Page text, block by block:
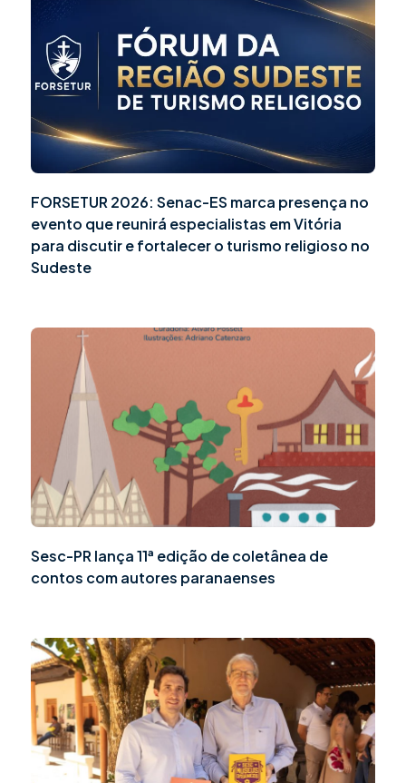
FORSETUR 2026: Senac-ES marca presença no
evento que reunirá especialistas em Vitória
para discutir e fortalecer o turismo religioso no
Sudeste
Sesc-PR lança 11ª edição de coletânea de
contos com autores paranaenses